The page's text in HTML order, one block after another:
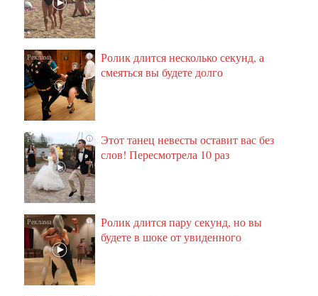
i
Ролик длится несколько секунд, а
смеяться вы будете долго
i
Этот танец невесты оставит вас без
слов! Пересмотрела 10 раз
i
Ролик длится пару секунд, но вы
будете в шоке от увиденного